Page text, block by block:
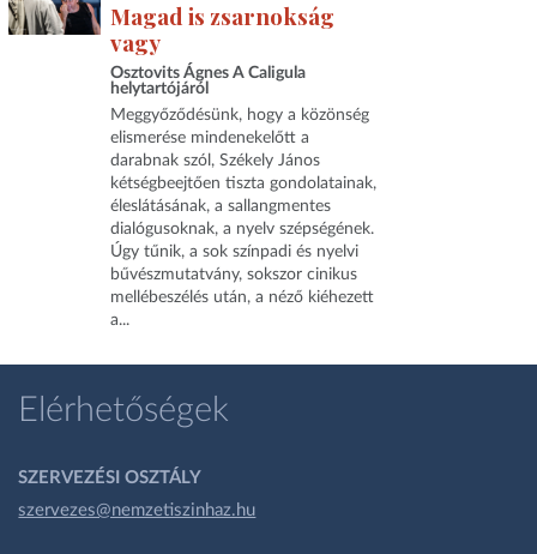
Magad is zsarnokság
vagy
Osztovits Ágnes A Caligula
helytartójáról
Meggyőződésünk, hogy a közönség
elismerése mindenekelőtt a
darabnak szól, Székely János
kétségbeejtően tiszta gondolatainak,
éleslátásának, a sallangmentes
dialógusoknak, a nyelv szépségének.
Úgy tűnik, a sok színpadi és nyelvi
bűvészmutatvány, sokszor cinikus
mellébeszélés után, a néző kiéhezett
a...
Elérhetőségek
SZERVEZÉSI OSZTÁLY
szervezes@nemzetiszinhaz.hu